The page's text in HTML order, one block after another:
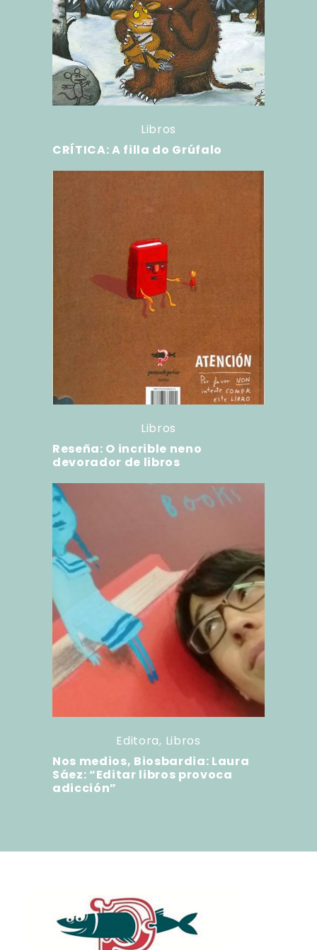
Libros
CRÍTICA: A filla do Grúfalo
Libros
Reseña: O incrible neno
devorador de libros
Editora, Libros
Nos medios, Biosbardia: Laura
Sáez: “Editar libros provoca
adicción”